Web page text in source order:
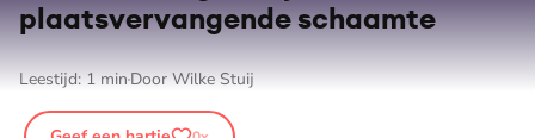
plaats­ver­van­gen­de schaamte
Leestijd:1minDoorWilke Stuij